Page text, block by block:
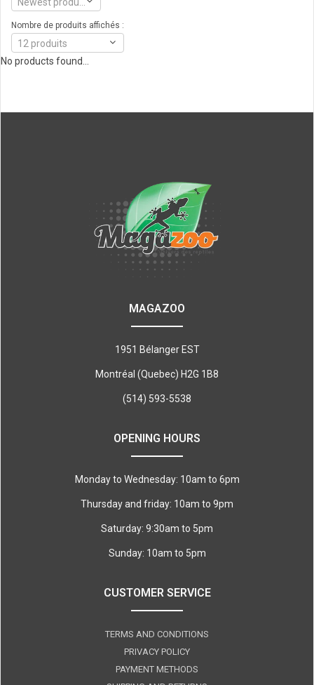
Nombre de produits affichés :
12 produits
No products found...
MAGAZOO
1951 Bélanger EST
Montréal (Quebec) H2G 1B8
(514) 593-5538
OPENING HOURS
Monday to Wednesday: 10am to 6pm
Thursday and friday: 10am to 9pm
Saturday: 9:30am to 5pm
Sunday: 10am to 5pm
CUSTOMER SERVICE
TERMS AND CONDITIONS
PRIVACY POLICY
PAYMENT METHODS